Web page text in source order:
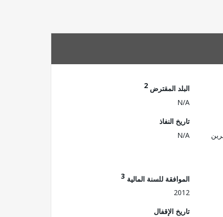
البلد المقترض 2
N/A
تاريخ النفاذ
N/A
الموافقة للسنة المالية 3
2012
تاريخ الإقفال